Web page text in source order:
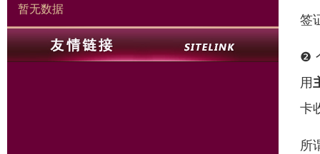
暂无数据
签
❷
用
卡
所